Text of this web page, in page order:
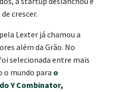
crescer.
Lexter já chamou a
além da Grão. No
selecionada entre mais
o mundo para o
Y Combinator,